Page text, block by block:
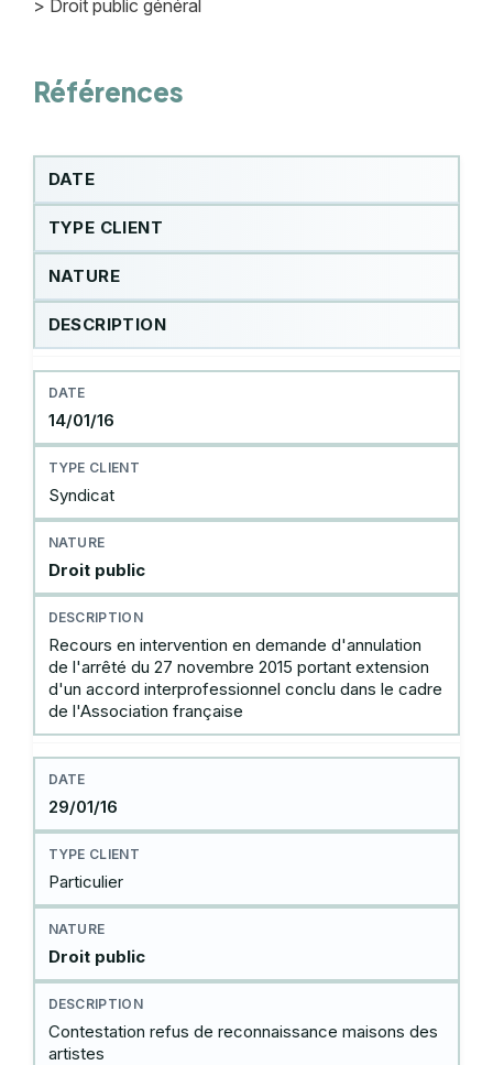
> Droit public général
Références
DATE
TYPE CLIENT
NATURE
DESCRIPTION
14/01/16
Syndicat
Droit public
Recours en intervention en demande d'annulation
de l'arrêté du 27 novembre 2015 portant extension
d'un accord interprofessionnel conclu dans le cadre
de l'Association française
29/01/16
Particulier
Droit public
Contestation refus de reconnaissance maisons des
artistes